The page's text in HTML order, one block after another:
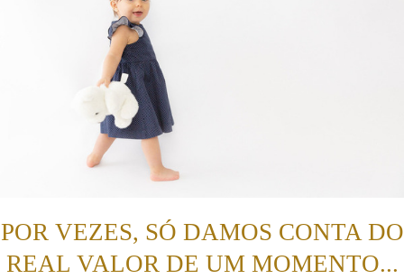
POR VEZES, SÓ DAMOS CONTA DO
REAL VALOR DE UM MOMENTO...